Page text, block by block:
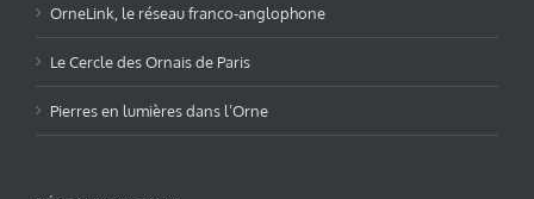
OrneLink, le réseau franco-anglophone
Le Cercle des Ornais de Paris
Pierres en lumières dans l’Orne